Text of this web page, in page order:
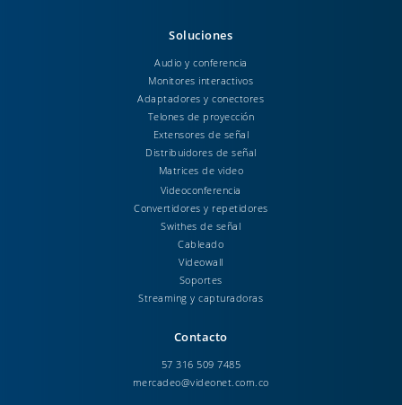
Soluciones
Audio y conferencia
Monitores interactivos
Adaptadores y conectores
Telones de proyección
Extensores de señal
Distribuidores de señal
Matrices de video
Videoconferencia
Convertidores y repetidores
Swithes de señal
Cableado
Videowall
Soportes
Streaming y capturadoras
Contacto
57 316 509 7485
mercadeo@videonet.com.co